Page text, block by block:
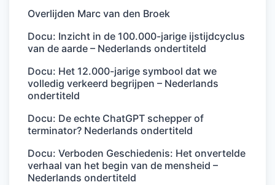
Overlijden Marc van den Broek
Docu: Inzicht in de 100.000-jarige ijstijdcyclus
van de aarde – Nederlands ondertiteld
Docu: Het 12.000-jarige symbool dat we
volledig verkeerd begrijpen – Nederlands
ondertiteld
Docu: De echte ChatGPT schepper of
terminator? Nederlands ondertiteld
Docu: Verboden Geschiedenis: Het onvertelde
verhaal van het begin van de mensheid –
Nederlands ondertiteld